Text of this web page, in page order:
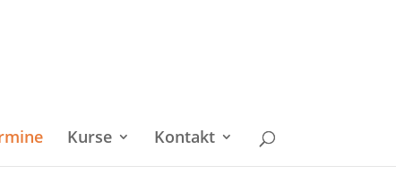
Kurse Kontakt